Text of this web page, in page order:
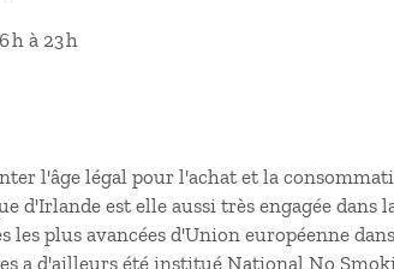
h à 23 h
l'âge légal pour l'achat et la
d'Irlande est elle aussi très engagée dans
les plus avancées d'Union européenne
a d'ailleurs été institué National No